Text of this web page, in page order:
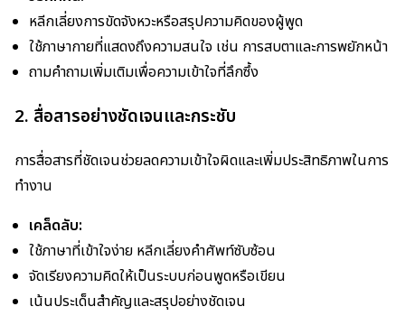
หลีกเลี่ยงการขัดจังหวะหรือสรุปความคิดของผู้พูด
ใช้ภาษากายที่แสดงถึงความสนใจ เช่น การสบตาและการพยักหน้า
ถามคำถามเพิ่มเติมเพื่อความเข้าใจที่ลึกซึ้ง
2. สื่อสารอย่างชัดเจนและกระชับ
การสื่อสารที่ชัดเจนช่วยลดความเข้าใจผิดและเพิ่มประสิทธิภาพในการ
ทำงาน
เคล็ดลับ:
ใช้ภาษาที่เข้าใจง่าย หลีกเลี่ยงคำศัพท์ซับซ้อน
จัดเรียงความคิดให้เป็นระบบก่อนพูดหรือเขียน
เน้นประเด็นสำคัญและสรุปอย่างชัดเจน